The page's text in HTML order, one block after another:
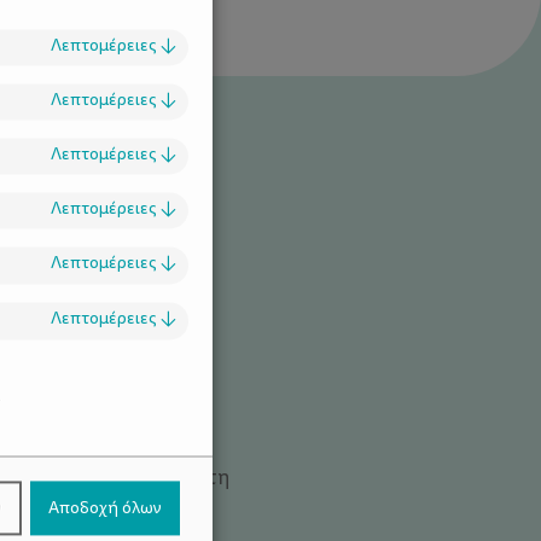
του
εισήχθη για πρώτη
και ψυχαναλυτή
Λεπτομέρειες ↓
Λεπτομέρειες ↓
Λεπτομέρειες ↓
Λεπτομέρειες ↓
Λεπτομέρειες ↓
Λεπτομέρειες ↓
Αποδοχή όλων